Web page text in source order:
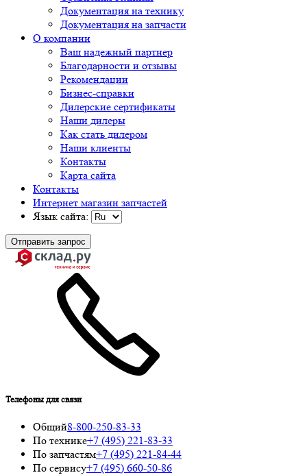
Документация на технику
Документация на запчасти
О компании
Ваш надежный партнер
Благодарности и отзывы
Рекомендации
Бизнес-справки
Дилерские сертификаты
Наши дилеры
Как стать дилером
Наши клиенты
Контакты
Карта сайта
Контакты
Интернет магазин запчастей
Язык сайта:
Отправить запрос
Телефоны для связи
Общий8-800-250-83-33
По технике+7 (495) 221-83-33
По запчастям+7 (495) 221-84-44
По сервису+7 (495) 660-50-86